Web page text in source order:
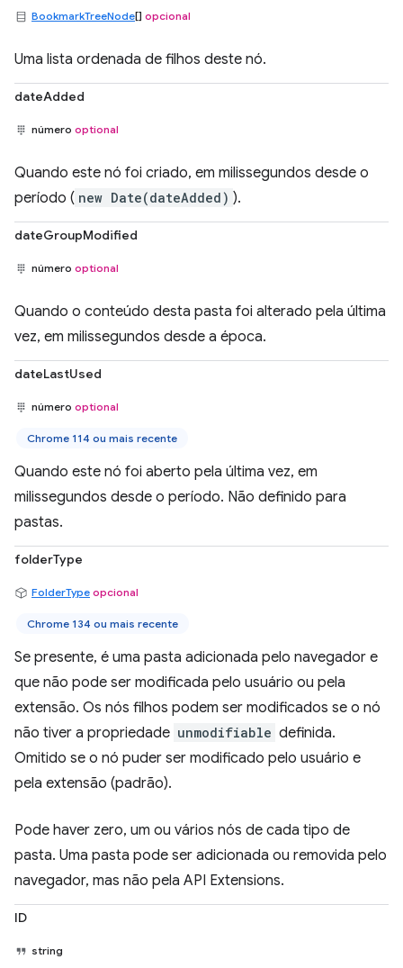
BookmarkTreeNode[] opcional
Uma lista ordenada de filhos deste nó.
dateAdded
número optional
Quando este nó foi criado, em milissegundos desde o
período ( new Date(dateAdded) ).
dateGroupModified
número optional
Quando o conteúdo desta pasta foi alterado pela última
vez, em milissegundos desde a época.
dateLastUsed
número optional
Chrome 114 ou mais recente
Quando este nó foi aberto pela última vez, em
milissegundos desde o período. Não definido para
pastas.
folderType
FolderType opcional
Chrome 134 ou mais recente
Se presente, é uma pasta adicionada pelo navegador e
que não pode ser modificada pelo usuário ou pela
extensão. Os nós filhos podem ser modificados se o nó
não tiver a propriedade unmodifiable definida.
Omitido se o nó puder ser modificado pelo usuário e
pela extensão (padrão).
Pode haver zero, um ou vários nós de cada tipo de
pasta. Uma pasta pode ser adicionada ou removida pelo
navegador, mas não pela API Extensions.
ID
string